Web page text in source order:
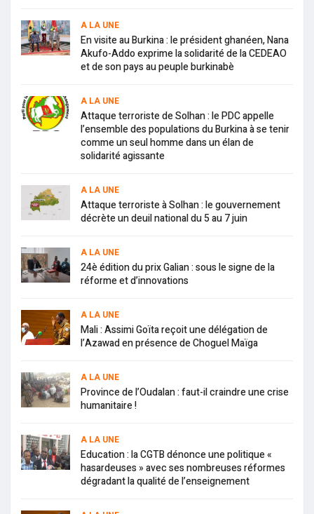
A LA UNE
En visite au Burkina : le président ghanéen, Nana
Akufo-Addo exprime la solidarité de la CEDEAO
et de son pays au peuple burkinabè
A LA UNE
Attaque terroriste de Solhan : le PDC appelle
l’ensemble des populations du Burkina à se tenir
comme un seul homme dans un élan de
solidarité agissante
A LA UNE
Attaque terroriste à Solhan : le gouvernement
décrète un deuil national du 5 au 7 juin
A LA UNE
24è édition du prix Galian : sous le signe de la
réforme et d’innovations
A LA UNE
Mali : Assimi Goïta reçoit une délégation de
l’Azawad en présence de Choguel Maïga
A LA UNE
Province de l’Oudalan : faut-il craindre une crise
humanitaire !
A LA UNE
Education : la CGTB dénonce une politique «
hasardeuses » avec ses nombreuses réformes
dégradant la qualité de l’enseignement